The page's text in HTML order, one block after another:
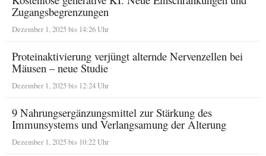
Zugangsbegrenzungen
Dezember 1, 2025 bis 14:26 Uhr
Proteinaktivierung verjüngt alternde Nervenzellen bei
Mäusen – neue Studie
Dezember 1, 2025 bis 12:24 Uhr
9 Nahrungsergänzungsmittel zur Stärkung des
Immunsystems und Verlangsamung der Alterung
Dezember 1, 2025 bis 10:22 Uhr